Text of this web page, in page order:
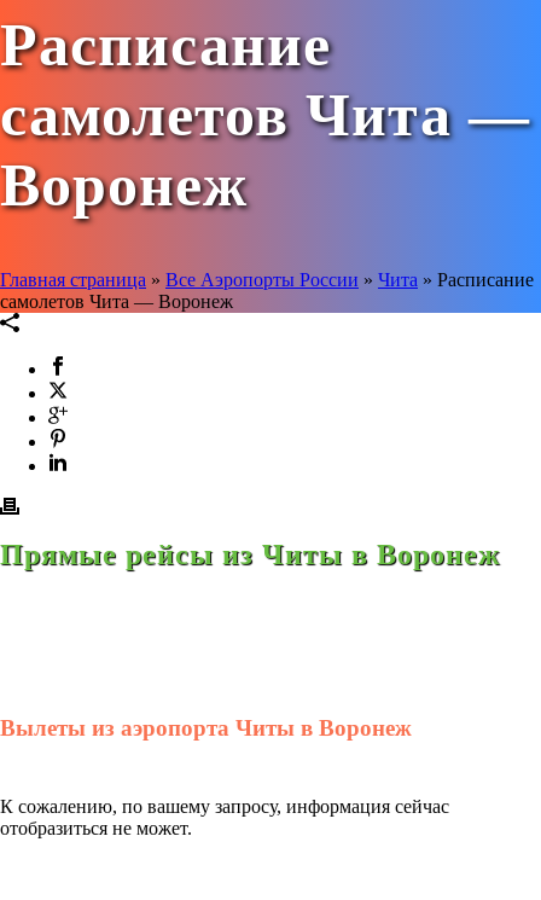
Расписание
самолетов Чита —
Воронеж
Главная страница » Все Аэропорты России » Чита » Расписание
самолетов Чита — Воронеж
Прямые рейсы из Читы в Воронеж
Вылеты из аэропорта Читы в Воронеж
К сожалению, по вашему запросу, информация сейчас
отобразиться не может.